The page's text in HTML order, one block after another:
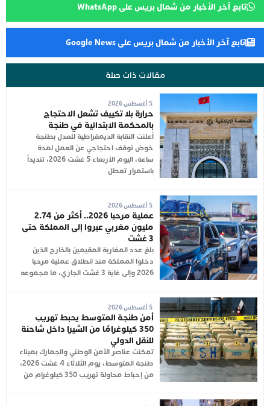
تابع آخر الأخبار من شمال بريس على WhatsApp
تابع آخر الأخبار من شمال بريس على Google News
مقالات ذات صلة
5 أغسطس 2026
حرارة بلا تكييف تشعل الاحتجاج
بالمحكمة الابتدائية في طنجة
أعلنت النقابة الديمقراطية للعدل بطنجة
خوض توقف احتجاجي عن العمل لمدة
ساعة، اليوم الأربعاء 5 غشت 2026، تنديداً
باستمرار تعطل
5 أغسطس 2026
عملية مرحبا 2026.. أكثر من 2.74
مليون مغربي عبروا إلى المملكة حتى
3 غشت
بلغ عدد المغاربة المقيمين بالخارج الذين
دخلوا المملكة منذ انطلاق عملية مرحبا
2026 وإلى غاية 3 غشت الجاري، ما مجموعه
5 أغسطس 2026
أمن طنجة المتوسط يحبط تهريب
350 كيلوغرامًا من الشيرا داخل شاحنة
للنقل الدولي
تمكنت عناصر الأمن الوطني والجمارك بميناء
طنجة المتوسط، يوم الثلاثاء 4 غشت 2026،
من إحباط محاولة تهريب 350 كيلوغرام من